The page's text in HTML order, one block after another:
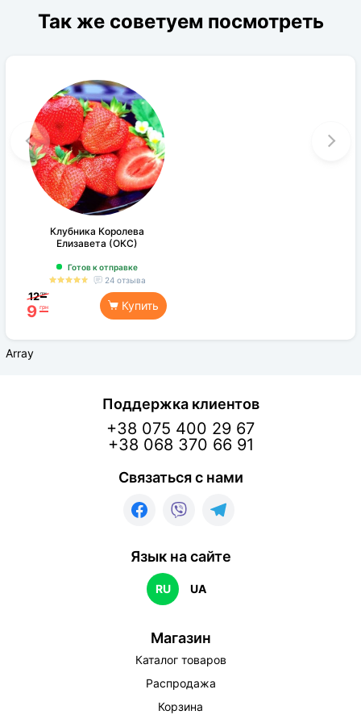
Так же советуем посмотреть
Клубника Королева
Елизавета (ОКС)
Готов к отправке
24 отзыва
12 грн
9 грн Купить
Array
Поддержка клиентов
+38 075 400 29 67
+38 068 370 66 91
Связаться с нами
Язык на сайте
RU UA
Магазин
Каталог товаров
Распродажа
Корзина